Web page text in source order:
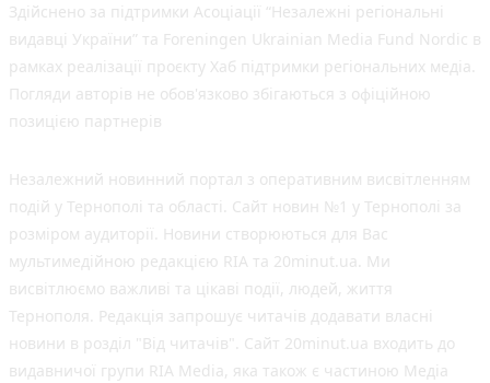
Здійснено за підтримки Асоціації “Незалежні регіональні
видавці України” та Foreningen Ukrainian Media Fund Nordic в
рамках реалізації проєкту Хаб підтримки регіональних медіа.
Погляди авторів не обов'язково збігаються з офіційною
позицією партнерів
Незалежний новинний портал з оперативним висвітленням
подій у Тернополі та області. Сайт новин №1 у Тернополі за
розміром аудиторії. Новини створюються для Вас
мультимедійною редакцією RIA та 20minut.ua. Ми
висвітлюємо важливі та цікаві події, людей, життя
Тернополя. Редакція запрошує читачів додавати власні
новини в розділ "Від читачів". Сайт 20minut.ua входить до
видавничої групи RIA Media, яка також є частиною Медіа